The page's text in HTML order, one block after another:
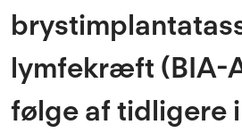
lymfekræft (BIA-
følge af tidligere